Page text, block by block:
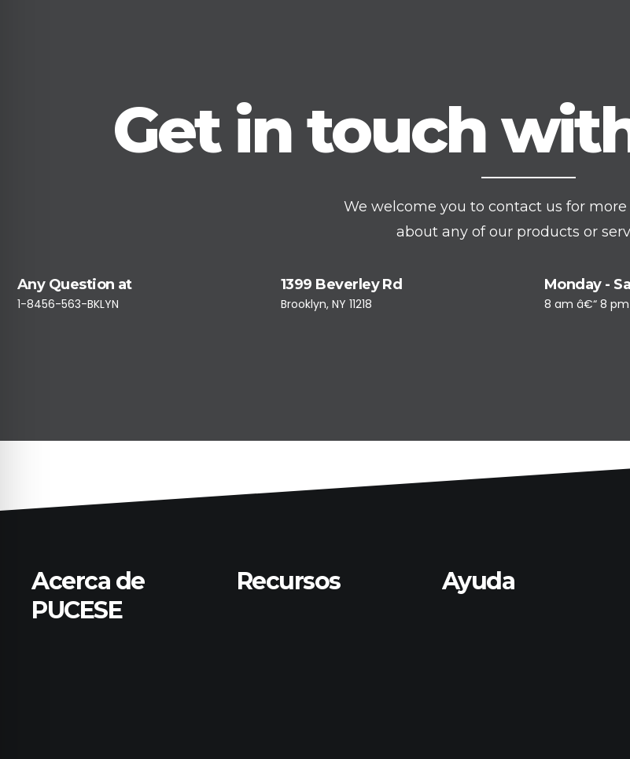
Get in touch
We welcome you to contact us for
about any of our products or
Any Question at
1-8456-563-BKLYN
1399 Beverley Rd
Brooklyn, NY 11218
Monday -
8 am â€“ 8 pm
Acerca de
PUCESE
Recursos Ayuda